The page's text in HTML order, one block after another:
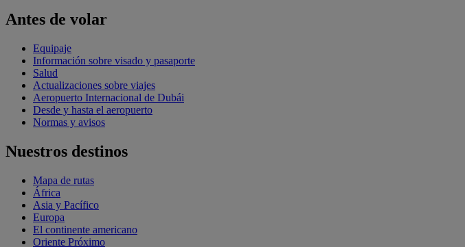
Antes de volar
Equipaje
Información sobre visado y pasaporte
Salud
Actualizaciones sobre viajes
Aeropuerto Internacional de Dubái
Desde y hasta el aeropuerto
Normas y avisos
Nuestros destinos
Mapa de rutas
África
Asia y Pacífico
Europa
El continente americano
Oriente Próximo